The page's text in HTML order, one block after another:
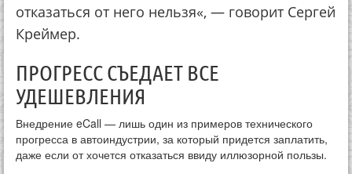
отказаться от него нельзя«, — говорит Сергей
Креймер.
ПРОГРЕСС СЪЕДАЕТ ВСЕ
УДЕШЕВЛЕНИЯ
Внедрение eCall — лишь один из примеров технического
прогресса в автоиндустрии, за который придется заплатить,
даже если от хочется отказаться ввиду иллюзорной пользы.